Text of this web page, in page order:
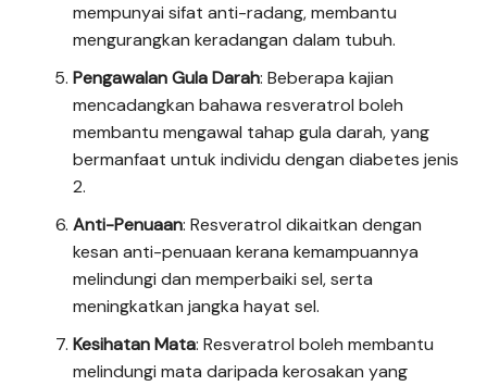
mempunyai sifat anti-radang, membantu
mengurangkan keradangan dalam tubuh.
Pengawalan Gula Darah: Beberapa kajian
mencadangkan bahawa resveratrol boleh
membantu mengawal tahap gula darah, yang
bermanfaat untuk individu dengan diabetes jenis
2.
Anti-Penuaan: Resveratrol dikaitkan dengan
kesan anti-penuaan kerana kemampuannya
melindungi dan memperbaiki sel, serta
meningkatkan jangka hayat sel.
Kesihatan Mata: Resveratrol boleh membantu
melindungi mata daripada kerosakan yang